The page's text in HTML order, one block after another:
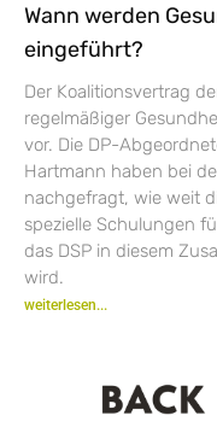
Wann werden
eingeführt?
Der Koalitionsvertrag
regelmäßiger
vor. Die DP-
Hartmann haben bei
nachgefragt, wie weit
spezielle Schulungen
das DSP in diesem
wird.
weiterlesen...